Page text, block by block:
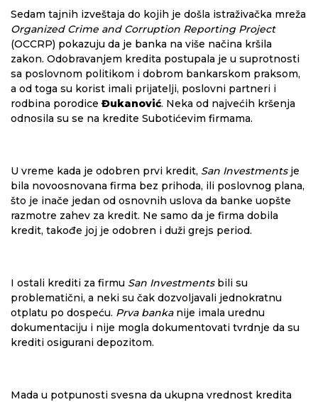
Sedam tajnih izveštaja do kojih je došla istraživačka mreža
Organized Crime and Corruption Reporting Project
(OCCRP) pokazuju da je banka na više načina kršila
zakon. Odobravanjem kredita postupala je u suprotnosti
sa poslovnom politikom i dobrom bankarskom praksom,
a od toga su korist imali prijatelji, poslovni partneri i
rodbina porodice Đukanović. Neka od najvećih kršenja
odnosila su se na kredite Subotićevim firmama.
U vreme kada je odobren prvi kredit, San Investmentsje
bila novoosnovana firma bez prihoda, ili poslovnog plana,
što je inače jedan od osnovnih uslova da banke uopšte
razmotre zahev za kredit. Ne samo da je firma dobila
kredit, takođe joj je odobren i duži grejs period.
I ostali krediti za firmu San Investmentsbili su
problematični, a neki su čak dozvoljavali jednokratnu
otplatu po dospeću. Prva bankanije imala urednu
dokumentaciju i nije mogla dokumentovati tvrdnje da su
krediti osigurani depozitom.
Mada u potpunosti svesna da ukupna vrednost kredita